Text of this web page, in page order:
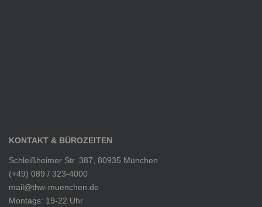
KONTAKT & BÜROZEITEN
Schleißheimer Str. 387, 80935 München
(+49) 089 / 323-4000
mail@thw-muenchen.de
Montags: 19-22 Uhr